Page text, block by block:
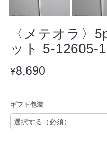
〈メテオラ〉
ット 5-12605-
¥8,690
ギフト包装